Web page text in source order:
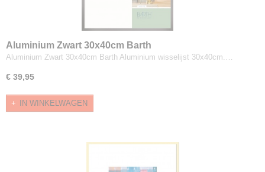
Aluminium Zwart 30x40cm Barth
Aluminium Zwart 30x40cm Barth Aluminium wisselijst 30x40cm.…
€ 39,95
IN WINKELWAGEN